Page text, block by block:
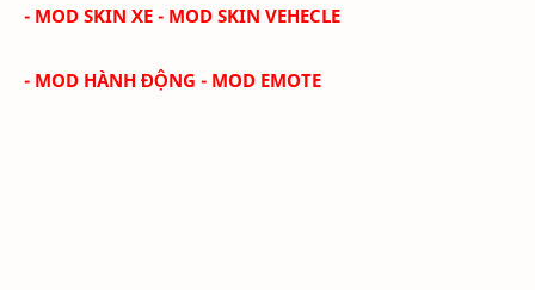
- MOD SKIN XE - MOD SKIN VEHECLE
- MOD HÀNH ĐỘNG - MOD EMOTE